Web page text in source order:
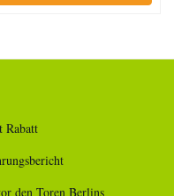
Rabatt
den Toren Berlins